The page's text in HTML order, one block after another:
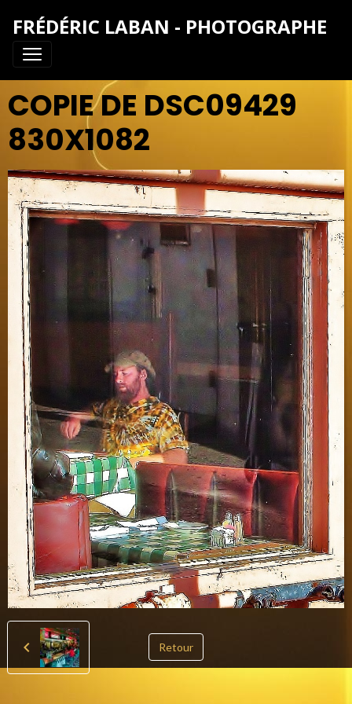
FRÉDÉRIC LABAN - PHOTOGRAPHE
COPIE DE DSC09429
830X1082
Retour